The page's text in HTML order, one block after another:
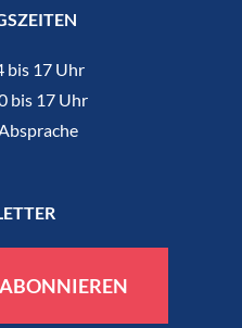
bis 17 Uhr
bis 17 Uhr